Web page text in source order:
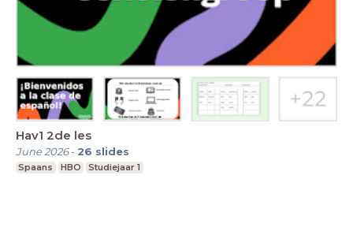
Hav1 2de les
June 2026- 26 slides
Spaans HBO Studiejaar 1